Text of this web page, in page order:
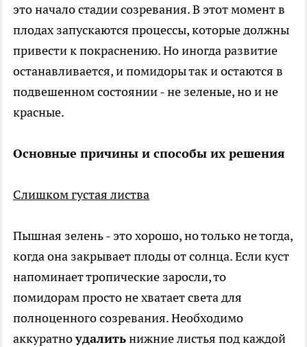
это начало стадии созревания. В этот момент в
плодах запускаются процессы, которые должны
привести к покраснению. Но иногда развитие
останавливается, и помидоры так и остаются в
подвешенном состоянии - не зеленые, но и не
красные.
Основные причины и способы их решения
Слишком густая листва
Пышная зелень - это хорошо, но только не тогда,
когда она закрывает плоды от солнца. Если куст
напоминает тропические заросли, то
помидорам просто не хватает света для
полноценного созревания. Необходимо
аккуратноудалитьнижние листья под каждой